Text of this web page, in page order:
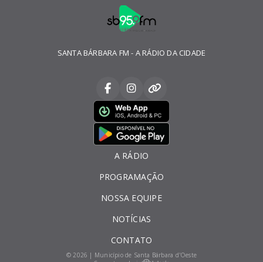
SANTA BÁRBARA FM - A RÁDIO DA CIDADE
A RÁDIO
PROGRAMAÇÃO
NOSSA EQUIPE
NOTÍCIAS
CONTATO
© 2026 | Município de Santa Bárbara d'Oeste